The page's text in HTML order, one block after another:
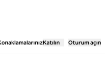
,Yeni bir sekme
Katılın Oturum açın